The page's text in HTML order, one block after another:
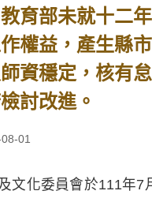
育部未就十二
權益，產生縣
資穩定，核有
討改進。
01
文化委員會於111年